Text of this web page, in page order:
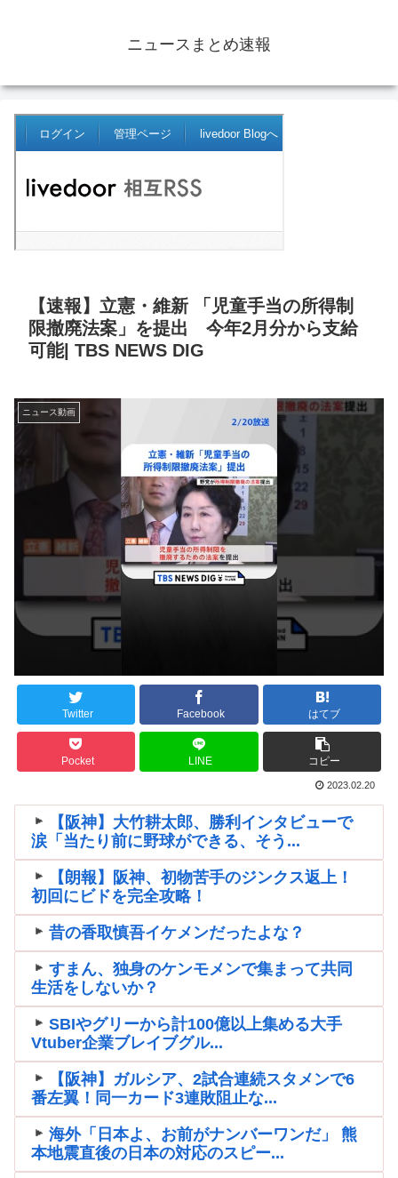
ニュースまとめ速報
【速報】立憲・維新 「児童手当の所得制
限撤廃法案」を提出 今年2月分から支給
可能| TBS NEWS DIG
ニュース動画
Twitter Facebook はてブ
Pocket LINE コピー
2023.02.20
【阪神】大竹耕太郎、勝利インタビューで
涙「当たり前に野球ができる、そう...
【朗報】阪神、初物苦手のジンクス返上！
初回にビドを完全攻略！
昔の香取慎吾イケメンだったよな？
すまん、独身のケンモメンで集まって共同
生活をしないか？
SBIやグリーから計100億以上集める大手
Vtuber企業ブレイブグル...
【阪神】ガルシア、2試合連続スタメンで6
番左翼！同一カード3連敗阻止な...
海外「日本よ、お前がナンバーワンだ」 熊
本地震直後の日本の対応のスピー...